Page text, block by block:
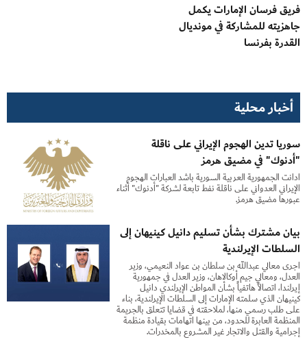
فريق فرسان الإمارات يكمل
جاهزيته للمشاركة في مونديال
القدرة بفرنسا
أخبار محلية
سوريا تدين الهجوم الإيراني على ناقلة
"أدنوك" في مضيق هرمز ‏
أدانت الجمهورية العربية السورية بأشد العبارات الهجوم
الإيراني العدواني على ‏ناقلة نفط تابعة لشركة "أدنوك" أثناء
عبورها مضيق هرمز.
بيان مشترك بشأن تسليم دانيل كينيهان إلى
السلطات الإيرلندية
أجرى معالي عبدالله بن سلطان بن عواد النعيمي، وزير
العدل، ومعالي جيم أوكالاهان، وزير العدل في جمهورية
إيرلندا، اتصالاً هاتفياً بشأن المواطن الإيرلندي دانيل
كينيهان الذي سلمته الإمارات إلى السلطات الإيرلندية، بناء
على طلب رسمي منها، لملاحقته في قضايا تتعلق بالجريمة
المنظمة العابرة للحدود، من بينها اتهامات بقيادة منظمة
إجرامية والقتل والاتجار غير المشروع بالمخدرات.